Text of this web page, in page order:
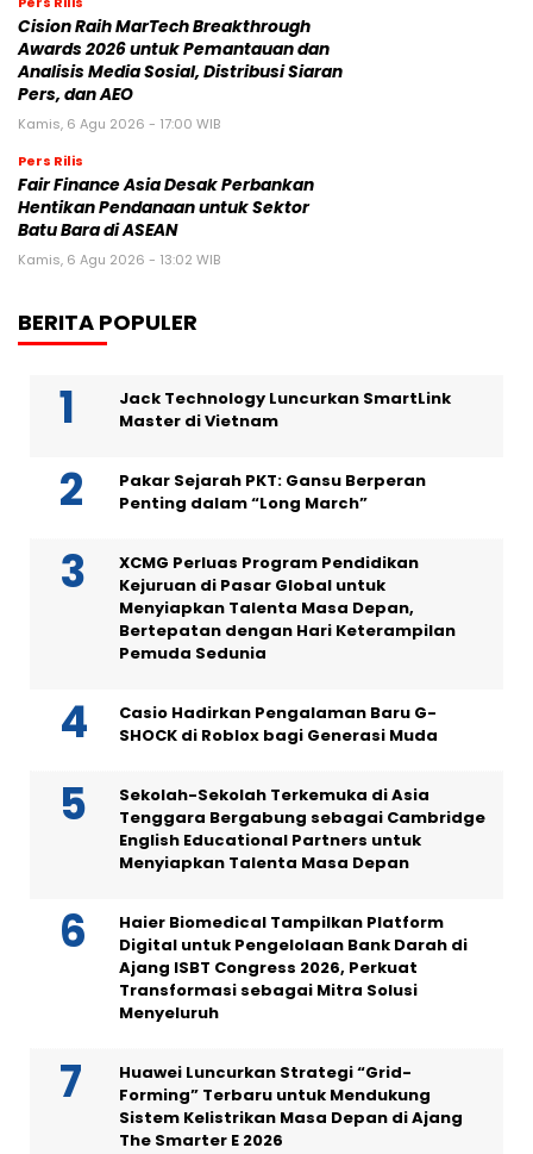
Cision Raih MarTech Breakthrough
Awards 2026 untuk Pemantauan dan
Analisis Media Sosial, Distribusi Siaran
Pers, dan AEO
Kamis, 6 Agu 2026 - 17:00 WIB
Pers Rilis
Fair Finance Asia Desak Perbankan
Hentikan Pendanaan untuk Sektor
Batu Bara di ASEAN
Kamis, 6 Agu 2026 - 13:02 WIB
BERITA POPULER
Jack Technology Luncurkan SmartLink
Master di Vietnam
Pakar Sejarah PKT: Gansu Berperan
Penting dalam “Long March”
XCMG Perluas Program Pendidikan
Kejuruan di Pasar Global untuk
Menyiapkan Talenta Masa Depan,
Bertepatan dengan Hari Keterampilan
Pemuda Sedunia
Casio Hadirkan Pengalaman Baru G-
SHOCK di Roblox bagi Generasi Muda
Sekolah-Sekolah Terkemuka di Asia
Tenggara Bergabung sebagai Cambridge
English Educational Partners untuk
Menyiapkan Talenta Masa Depan
Haier Biomedical Tampilkan Platform
Digital untuk Pengelolaan Bank Darah di
Ajang ISBT Congress 2026, Perkuat
Transformasi sebagai Mitra Solusi
Menyeluruh
Huawei Luncurkan Strategi “Grid-
Forming” Terbaru untuk Mendukung
Sistem Kelistrikan Masa Depan di Ajang
The Smarter E 2026